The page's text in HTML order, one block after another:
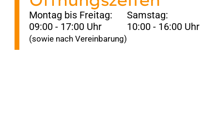
Montag bis Freitag:
09:00 - 17:00 Uhr
(sowie nach Vereinbarung)
Samstag:
10:00 - 16:00 Uhr